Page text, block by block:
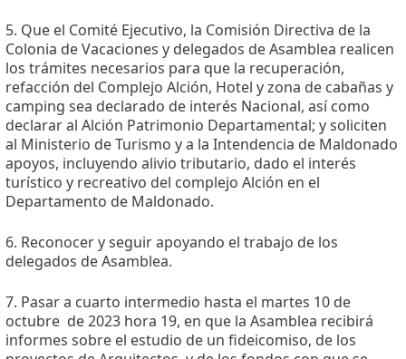
5. Que el Comité Ejecutivo, la Comisión Directiva de la
Colonia de Vacaciones y delegados de Asamblea realicen
los trámites necesarios para que la recuperación,
refacción del Complejo Alción, Hotel y zona de cabañas y
camping sea declarado de interés Nacional, así como
declarar al Alción Patrimonio Departamental; y soliciten
al Ministerio de Turismo y a la Intendencia de Maldonado
apoyos, incluyendo alivio tributario, dado el interés
turístico y recreativo del complejo Alción en el
Departamento de Maldonado.
6. Reconocer y seguir apoyando el trabajo de los
delegados de Asamblea.
7. Pasar a cuarto intermedio hasta el martes 10 de
octubre de 2023 hora 19, en que la Asamblea recibirá
informes sobre el estudio de un fideicomiso, de los